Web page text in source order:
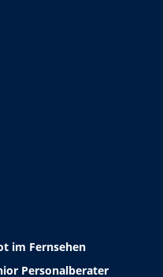
im Fernsehen
Personalberater